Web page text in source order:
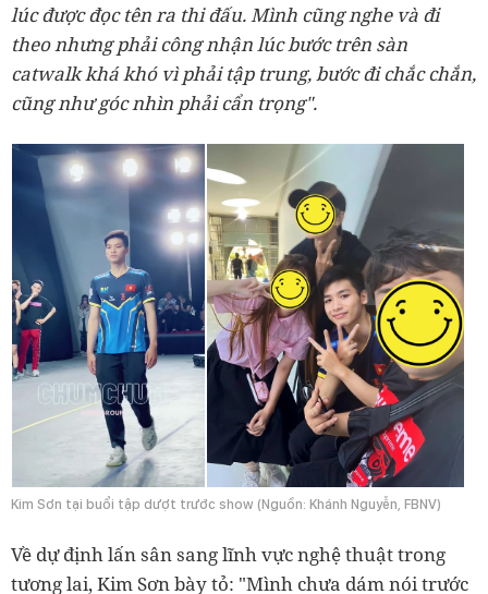
lúc được đọc tên ra thi đấu. Mình cũng nghe và đi
theo nhưng phải công nhận lúc bước trên sàn
catwalk khá khó vì phải tập trung, bước đi chắc chắn,
cũng như góc nhìn phải cẩn trọng".
Kim Sơn tại buổi tập dượt trước show (Nguồn: Khánh Nguyễn, FBNV)
Về dự định lấn sân sang lĩnh vực nghệ thuật trong
tương lai, Kim Sơn bày tỏ: "Mình chưa dám nói trước